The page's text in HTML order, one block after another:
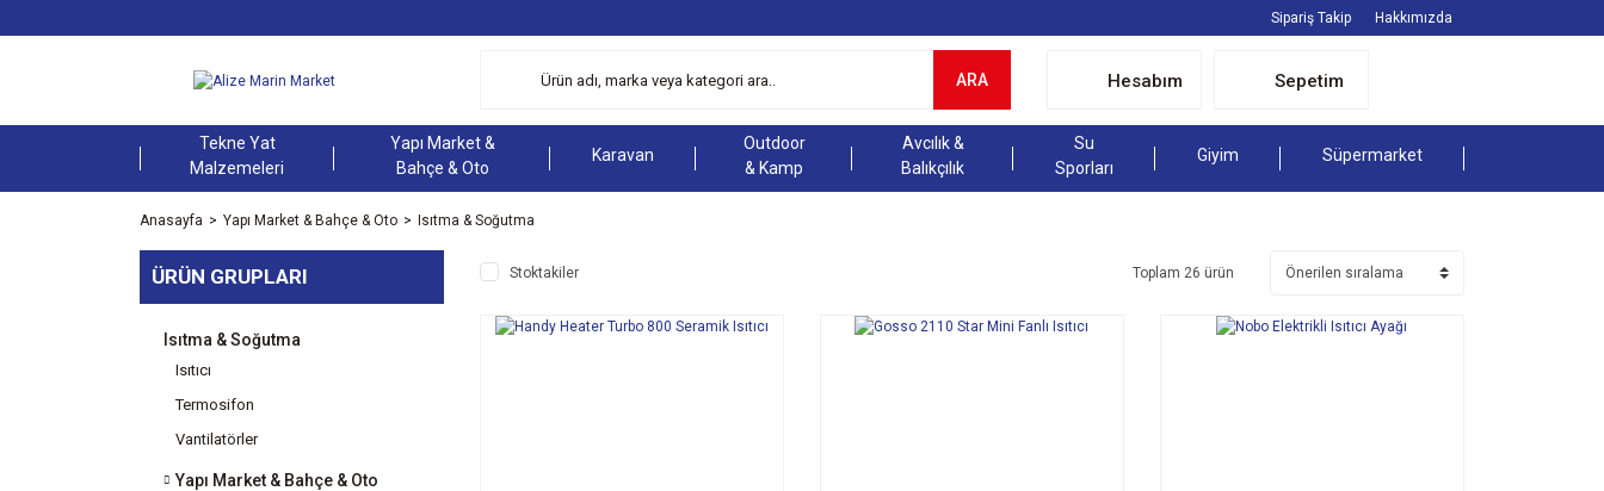
Sipariş Takip Hakkımızda
ARA Hesabım Sepetim
Tekne Yat
Malzemeleri
Yapı Market &
Bahçe & Oto
Karavan
Outdoor
& Kamp
Avcılık &
Balıkçılık
Su
Sporları
Giyim Süpermarket
Anasayfa Yapı Market & Bahçe & Oto Isıtma & Soğutma
ÜRÜN GRUPLARI
Isıtma & Soğutma
Isıtıcı
Termosifon
Vantilatörler
Yapı Market & Bahçe & Oto
Stoktakiler Toplam 26 ürün